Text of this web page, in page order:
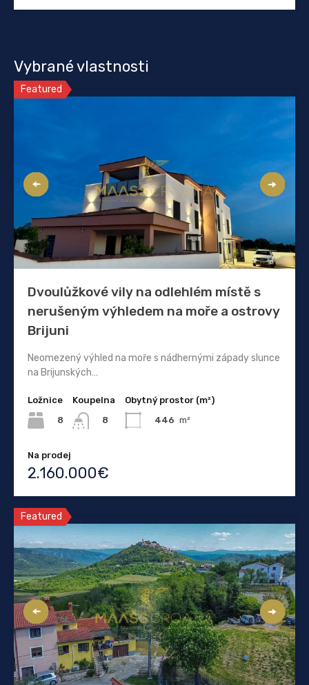
Vybrané vlastnosti
Featured
Dvoulůžkové vily na odlehlém místě s
nerušeným výhledem na moře a ostrovy
Brijuni
Neomezený výhled na moře s nádhernými západy slunce
na Brijunských…
Ložnice
8
Koupelna
8
Obytný prostor (m²)
446 m²
Na prodej
2.160.000€
Featured